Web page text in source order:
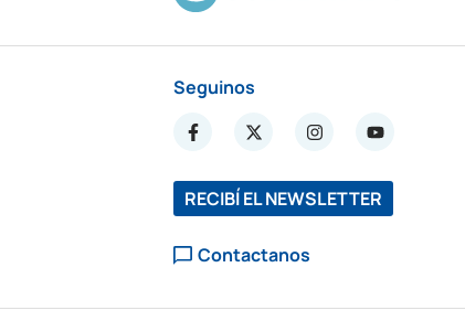
Seguinos
RECIBÍ EL NEWSLETTER
Contactanos